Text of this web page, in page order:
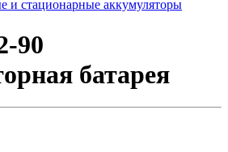
и стационарные аккумуляторы
90
батарея